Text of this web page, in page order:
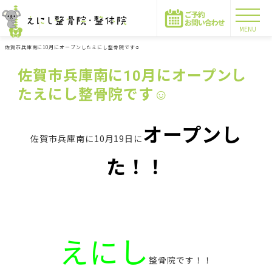
MENU
佐賀市兵庫南に10月にオープンしたえにし整骨院です☺
佐賀市兵庫南に10月にオープンし
たえにし整骨院です☺
佐賀市兵庫南に10月19日に オープンし
た！！
えにし整骨院です！！